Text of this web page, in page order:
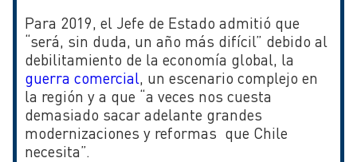
Para 2019, el Jefe de Estado admitió que
“será, sin duda, un año más difícil” debido al
debilitamiento de la economía global, la
guerra comercial, un escenario complejo en
la región y a que “a veces nos cuesta
demasiado sacar adelante grandes
modernizaciones y reformas que Chile
necesita”.